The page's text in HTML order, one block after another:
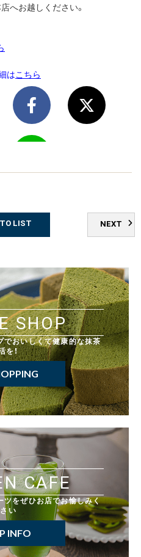
へお越しください。
はこちら
LIST NEXT
SHOP
でおいしくて健康的な抹茶
を！
CAFE
ツをぜひお店でお愉しみく
い
INFO